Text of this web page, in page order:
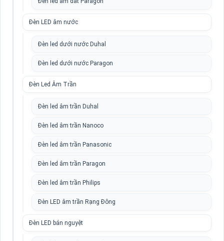
Đèn LED âm nước
Đèn led dưới nước Duhal
Đèn led dưới nước Paragon
Đèn Led Âm Trần
Đèn led âm trần Duhal
Đèn led âm trần Nanoco
Đèn led âm trần Panasonic
Đèn led âm trần Paragon
Đèn led âm trần Philips
Đèn LED âm trần Rạng Đông
Đèn LED bán nguyệt